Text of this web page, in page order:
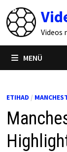
Zum
Inhalt
springen
Videos
MENÜ
ETIHAD /